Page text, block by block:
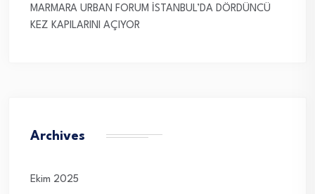
MARMARA URBAN FORUM İSTANBUL’DA DÖRDÜNCÜ
KEZ KAPILARINI AÇIYOR
Archives
Ekim 2025